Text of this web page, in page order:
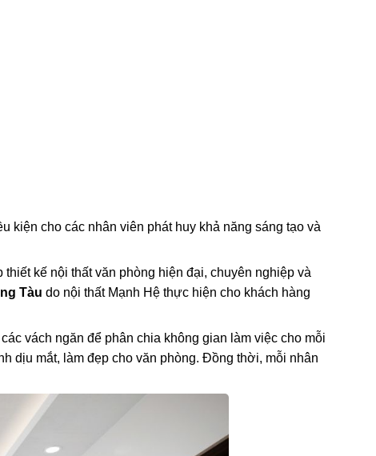
kiện cho các nhân viên phát huy khả năng sáng tạo và
kế nội thất văn phòng hiện đại, chuyên nghiệp và
Tàu do nội thất Mạnh Hệ thực hiện cho khách hàng
vách ngăn để phân chia không gian làm việc cho mỗi
dịu mắt, làm đẹp cho văn phòng. Đồng thời, mỗi nhân